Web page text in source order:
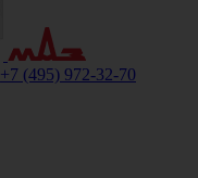
+7 (495) 972-32-70